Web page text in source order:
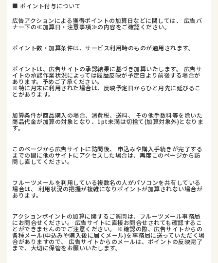
■ ポイント付与について
広告アクションによる獲得ポイントの加算日などに関しては、 広告バ
ナー下の≪加算日・注意事項≫の内容をご確認ください。
ポイント数・加算条件は、サービス利用時のものが適用されます。
ポイントは、広告サイトの承認結果に基づき加算いたします。 広告サ
イトの承認作業状況によっては履歴反映が予定日より前後する場合が
あります。予めご了承ください。
※特に月末に利用された場合は、反映予定日からひと月先に延びるこ
とがあります。
加算条件が商品購入の場合、消費税、送料、 その他手数料等を除いた
商品代金が加算の対象となり、1pt未満は切捨て(加算対象外)となりま
す。
このページから広告サイトに訪問後、 申込みや購入手続きが完了する
までの間に他のサイトにアクセスした場合は、再度このページから訪
問し直してください。
フルーツメールを利用している複数名の人がパソコンを共有している
場合は、 利用状況の把握が複雑になりポイントが加算されない場合が
あります。
アクションポイントの加算に関するご質問は、フルーツメール事務局
にお問合せください。 広告サイトに直接お問合せされても確認するこ
とができませんのでご注意ください。 ※確認の際、広告サイトからの
各種メール(申込みや購入後に届くメール)を事務局に送っていただく場
合がありますので、 広告サイトからのメールは、ポイントの反映完了
まで、大切に保管をお願いいたします。